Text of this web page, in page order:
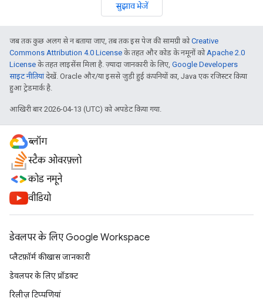
सुझाव भेजें
जब तक कुछ अलग से न बताया जाए, तब तक इस पेज की सामग्री कोCreative
Commons Attribution 4.0 License के तहत और कोड के नमूनों कोApache 2.0
License के तहत लाइसेंस मिला है. ज़्यादा जानकारी के लिए, Google Developers
साइट नीतियांदेखें. Oracle और/या इससे जुड़ी हुई कंपनियों का, Java एक रजिस्टर किया
हुआ ट्रेडमार्क है.
आखिरी बार 2026-04-13 (UTC) को अपडेट किया गया.
ब्लॉग
स्टैक ओवरफ़्लो
कोड नमूने
वीडियो
डेवलपर के लिए Google Workspace
प्लैटफ़ॉर्म की खास जानकारी
डेवलपर के लिए प्रॉडक्ट
रिलीज़ टिप्पणियां